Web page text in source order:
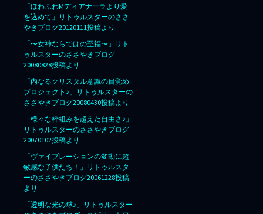
「ほわふわMディアナーラより愛
を込めて」リトゥルスターのささ
やきブログ20120111投稿より
「〜女神ならではの至福〜」リト
ゥルスターのささやきブログ
20080828投稿より
「内なるクリスタル意識の目覚め
プロジェクト♪」リトゥルスターの
ささやきブログ20080430投稿より
「様々な枠組みを超えた自由さ♪」
リトゥルスターのささやきブログ
20070102投稿より
「ヴァイブレーションの変動に超
敏感な子供たち！」リトゥルスタ
ーのささやきブログ20061228投稿
より
「透明な光の球♪」リトゥルスター